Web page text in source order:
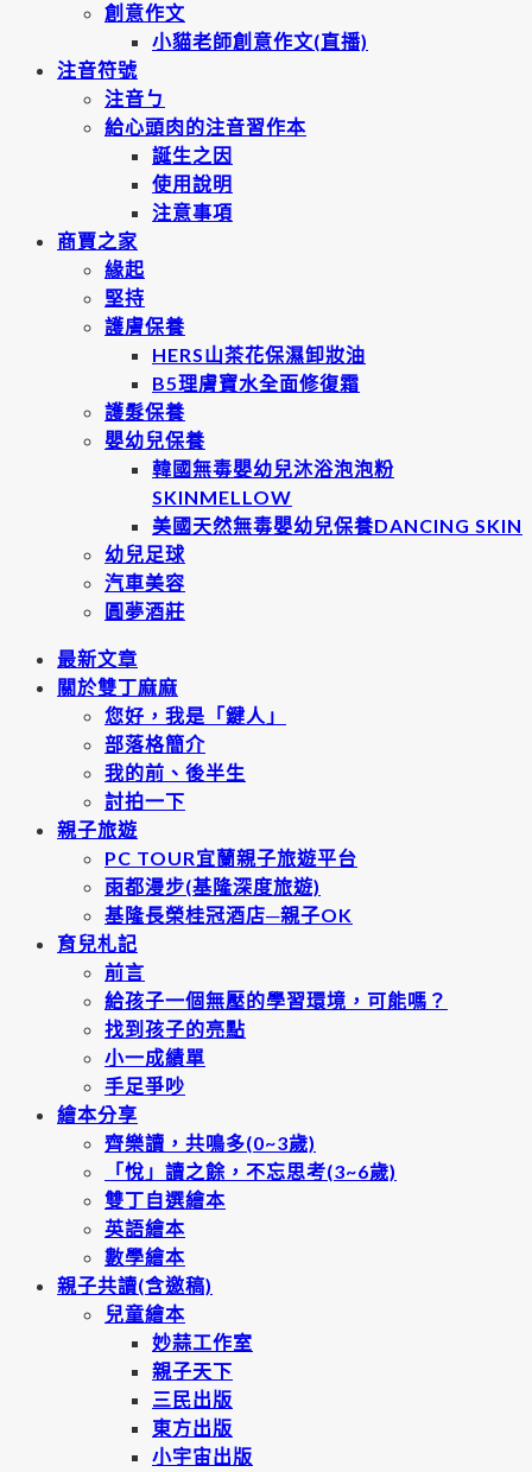
創意作文
小貓老師創意作文(直播)
注音符號
注音ㄅ
給心頭肉的注音習作本
誕生之因
使用說明
注意事項
商賈之家
緣起
堅持
護膚保養
HERS山茶花保濕卸妝油
B5理膚寶水全面修復霜
護髮保養
嬰幼兒保養
韓國無毒嬰幼兒沐浴泡泡粉
SKINMELLOW
美國天然無毒嬰幼兒保養DANCING SKIN
幼兒足球
汽車美容
圓夢酒莊
最新文章
關於雙丁麻麻
您好，我是「鍵人」
部落格簡介
我的前、後半生
討拍一下
親子旅遊
PC TOUR宜蘭親子旅遊平台
雨都漫步(基隆深度旅遊)
基隆長榮桂冠酒店─親子OK
育兒札記
前言
給孩子一個無壓的學習環境，可能嗎？
找到孩子的亮點
小一成績單
手足爭吵
繪本分享
齊樂讀，共鳴多(0~3歲)
「悅」讀之餘，不忘思考(3~6歲)
雙丁自選繪本
英語繪本
數學繪本
親子共讀(含邀稿)
兒童繪本
妙蒜工作室
親子天下
三民出版
東方出版
小宇宙出版